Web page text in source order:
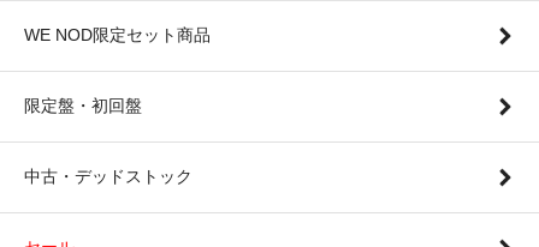
WE NOD限定セット商品
限定盤・初回盤
中古・デッドストック